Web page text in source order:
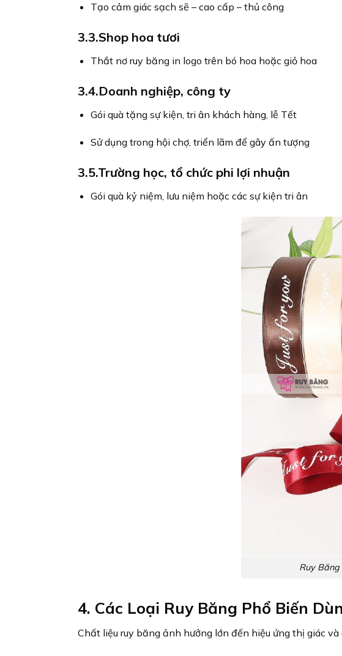
Tạo cảm giác sạch sẽ – cao cấp – thủ công
3.3.Shop hoa tươi
Thắt nơ ruy băng in logo trên bó hoa hoặc giỏ hoa
3.4.Doanh nghiệp, công ty
Gói quà tặng sự kiện, tri ân khách hàng, lễ Tết
Sử dụng trong hội chợ, triển lãm để gây ấn tượng
3.5.Trường học, tổ chức phi lợi nhuận
Gói quà kỷ niệm, lưu niệm hoặc các sự kiện tri ân
Ruy
4. Các Loại Ruy Băng Phổ Biến
Chất liệu ruy băng ảnh hưởng lớn đến hiệu ứng thị giác